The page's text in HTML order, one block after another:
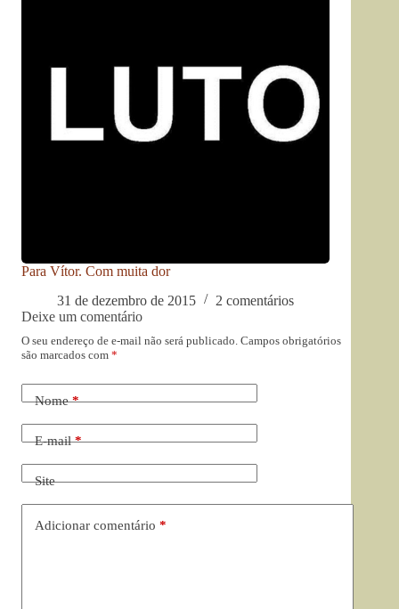
Para Vítor. Com muita dor
31 de dezembro de 2015
2 comentários
Deixe um comentário
O seu endereço de e-mail não será publicado. Campos obrigatórios
são marcados com *
Nome*
E-mail*
Site
Adicionar comentário *